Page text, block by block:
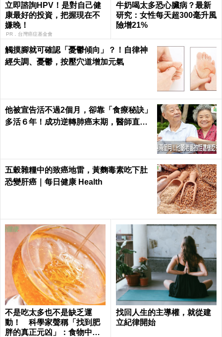
立即諮詢HPV！是對自己健
康最好的投資，把握現在不
嫌晚！
PR．台灣癌症基金會
牛奶喝太多恐心臟病？最新
研究：女性每天超300毫升風
險增21%
觸摸腳就可確認「憂鬱傾向」？！自律神
經失調、憂鬱，按壓穴道增加元氣
他被宣告活不過2個月，卻靠「食療秘訣」
多活６年！成功逆轉肺癌末期，醫師直
五穀雜糧中的致癌地雷，黃麴毒素吃下肚
恐變肝癌｜每日健康 Health
不是吃太多也不是缺乏運
動！ 科學家聲稱「找到肥
胖的真正元凶」：食物中無
找回人生的主導權，就從建
立紀律開始